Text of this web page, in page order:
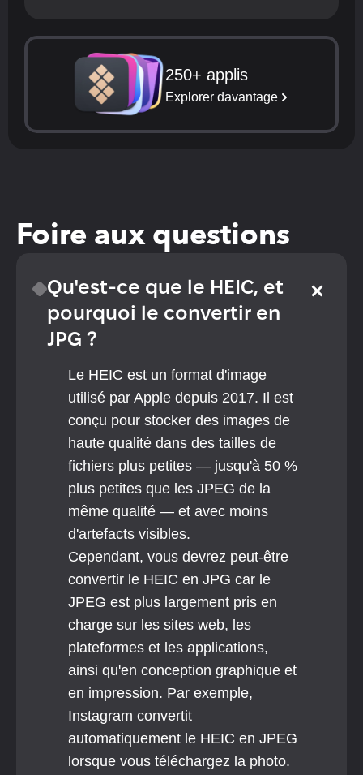
250+ applis
Explorer davantage
Foire aux questions
Qu'est-ce que le HEIC, et
pourquoi le convertir en
JPG ?
Le HEIC est un format d'image
utilisé par Apple depuis 2017. Il est
conçu pour stocker des images de
haute qualité dans des tailles de
fichiers plus petites — jusqu'à 50 %
plus petites que les JPEG de la
même qualité — et avec moins
d'artefacts visibles.
Cependant, vous devrez peut-être
convertir le HEIC en JPG car le
JPEG est plus largement pris en
charge sur les sites web, les
plateformes et les applications,
ainsi qu'en conception graphique et
en impression. Par exemple,
Instagram convertit
automatiquement le HEIC en JPEG
lorsque vous téléchargez la photo.